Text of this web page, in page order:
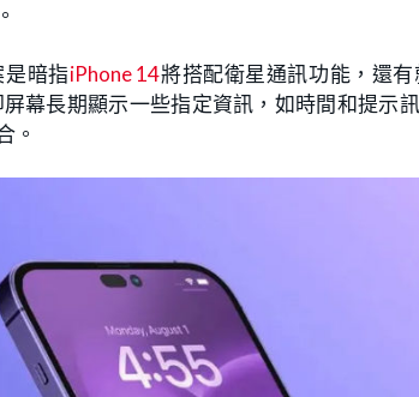
暗指iPhone 14將搭配衛星通訊功能，還
幕長期顯示一些指定資訊，如時間和提示
。